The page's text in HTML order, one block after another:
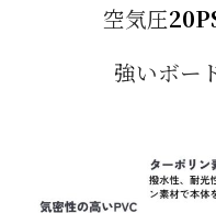
空気圧
強いボー